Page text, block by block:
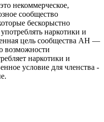
некоммерческое,
сообщество
бескорыстно
наркотики и
цель сообщества АН —
возможности
наркотики и
условие для членства -